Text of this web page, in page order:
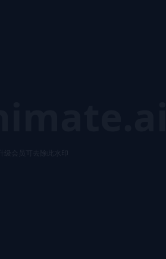
升级会员可去除此水印